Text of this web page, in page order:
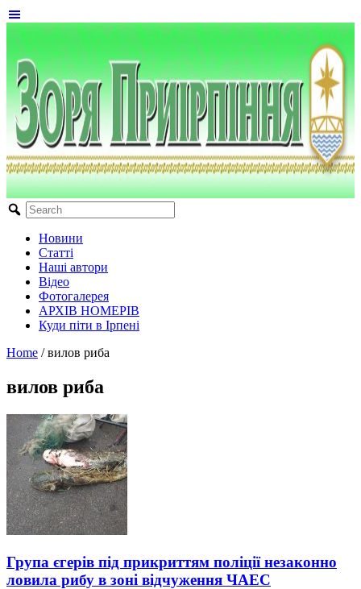
Новини
Статті
Наші автори
Відео
Фотогалерея
АРХІВ НОМЕРІВ
Куди піти в Ірпені
Home / вилов риба
вилов риба
Група єгерів під прикриттям поліції незаконно
ловила рибу в зоні відчуження ЧАЕС